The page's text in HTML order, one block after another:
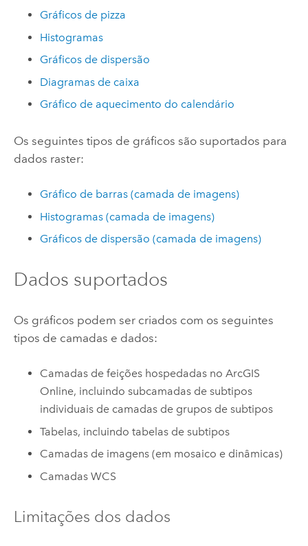
Gráficos de pizza
Histogramas
Gráficos de dispersão
Diagramas de caixa
Gráfico de aquecimento do calendário
Os seguintes tipos de gráficos são suportados para
dados raster:
Gráfico de barras (camada de imagens)
Histogramas (camada de imagens)
Gráficos de dispersão (camada de imagens)
Dados suportados
Os gráficos podem ser criados com os seguintes
tipos de camadas e dados:
Camadas de feições hospedadas noArcGIS
Online, incluindo subcamadas de subtipos
individuais de camadas de grupos de subtipos
Tabelas, incluindo tabelas de subtipos
Camadas de imagens (em mosaico e dinâmicas)
Camadas WCS
Limitações dos dados